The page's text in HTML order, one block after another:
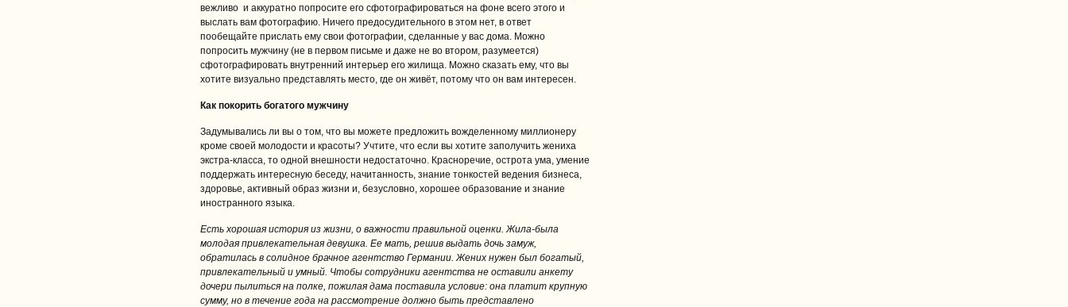
вежливо и аккуратно попросите его сфотографироваться на фоне всего этого и
выслать вам фотографию. Ничего предосудительного в этом нет, в ответ
пообещайте прислать ему свои фотографии, сделанные у вас дома. Можно
попросить мужчину (не в первом письме и даже не во втором, разумеется)
сфотографировать внутренний интерьер его жилища. Можно сказать ему, что вы
хотите визуально представлять место, где он живёт, потому что он вам интересен.
Как покорить богатого мужчину
Задумывались ли вы о том, что вы можете предложить вожделенному миллионеру
кроме своей молодости и красоты? Учтите, что если вы хотите заполучить жениха
экстра-класса, то одной внешности недостаточно. Красноречие, острота ума, умение
поддержать интересную беседу, начитанность, знание тонкостей ведения бизнеса,
здоровье, активный образ жизни и, безусловно, хорошее образование и знание
иностранного языка.
Есть хорошая история из жизни, о важности правильной оценки. Жила-была
молодая привлекательная девушка. Ее мать, решив выдать дочь замуж,
обратилась в солидное брачное агентство Германии. Жених нужен был богатый,
привлекательный и умный. Чтобы сотрудники агентства не оставили анкету
дочери пылиться на полке, пожилая дама поставила условие: она платит крупную
сумму, но в течение года на рассмотрение должно быть представлено